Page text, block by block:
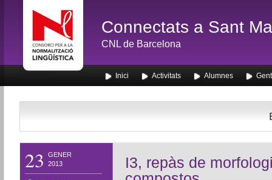
Connectats a Sant
CNL de Barcelona
Inici Activitats Alumnes
23
GENER
2013
I3, repàs de